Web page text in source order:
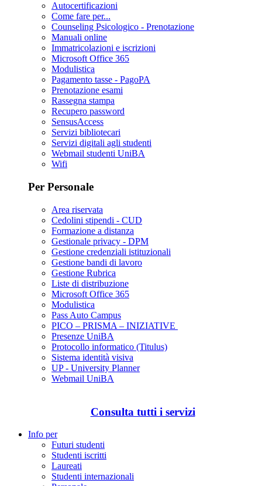
Autocertificazioni
Come fare per...
Counseling Psicologico - Prenotazione
Manuali online
Immatricolazioni e iscrizioni
Microsoft Office 365
Modulistica
Pagamento tasse - PagoPA
Prenotazione esami
Rassegna stampa
Recupero password
SensusAccess
Servizi bibliotecari
Servizi digitali agli studenti
Webmail studenti UniBA
Wifi
Per Personale
Area riservata
Cedolini stipendi - CUD
Formazione a distanza
Gestionale privacy - DPM
Gestione credenziali istituzionali
Gestione bandi di lavoro
Gestione Rubrica
Liste di distribuzione
Microsoft Office 365
Modulistica
Pass Auto Campus
PICO – PRISMA – INIZIATIVE
Presenze UniBA
Protocollo informatico (Titulus)
Sistema identità visiva
UP - University Planner
Webmail UniBA
Consulta tutti i servizi
Info per
Futuri studenti
Studenti iscritti
Laureati
Studenti internazionali